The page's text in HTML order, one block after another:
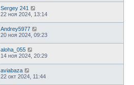
Sergey 241
22 ноя 2024, 13:14
Andrey5977
20 ноя 2024, 09:23
aloha_055
14 ноя 2024, 20:29
aviabaza
22 окт 2024, 11:44